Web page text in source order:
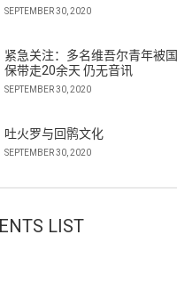
SEPTEMBER 30, 2020
紧急关注：多名维吾尔青年被国
保带走20余天 仍无音讯
SEPTEMBER 30, 2020
吐火罗与回鹘文化
SEPTEMBER 30, 2020
LIST